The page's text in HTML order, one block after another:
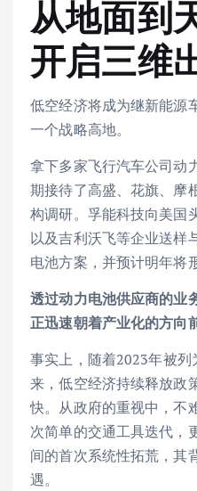
从地面到
开启三维
低空经济将成为继新能源
一个战略高地。
拿下多家飞行汽车公司动
期接待了高盛、花旗、摩
构调研。孚能科技向美国
以及吉利沃飞等企业送样
电池方案，并预计明年将
透过动力电池供应商的业
正迅速朝着产业化的方向
事实上，随着2023年被
来，低空经济持续释放政
快。从政府的重视中，不
次简单的交通工具迭代，
间的首次系统性拓荒，其
遇。